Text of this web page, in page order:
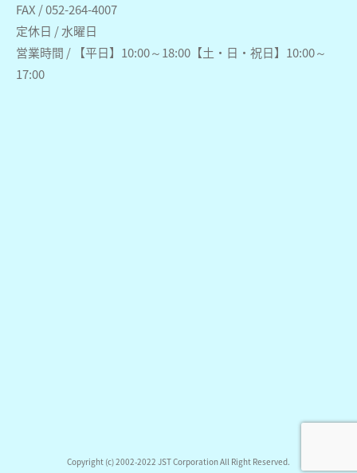
FAX / 052-264-4007
定休日 / 水曜日
営業時間 / 【平日】10:00～18:00【土・日・祝日】10:00～
17:00
Copyright (c) 2002-2022 JST Corporation All Right Reserved.